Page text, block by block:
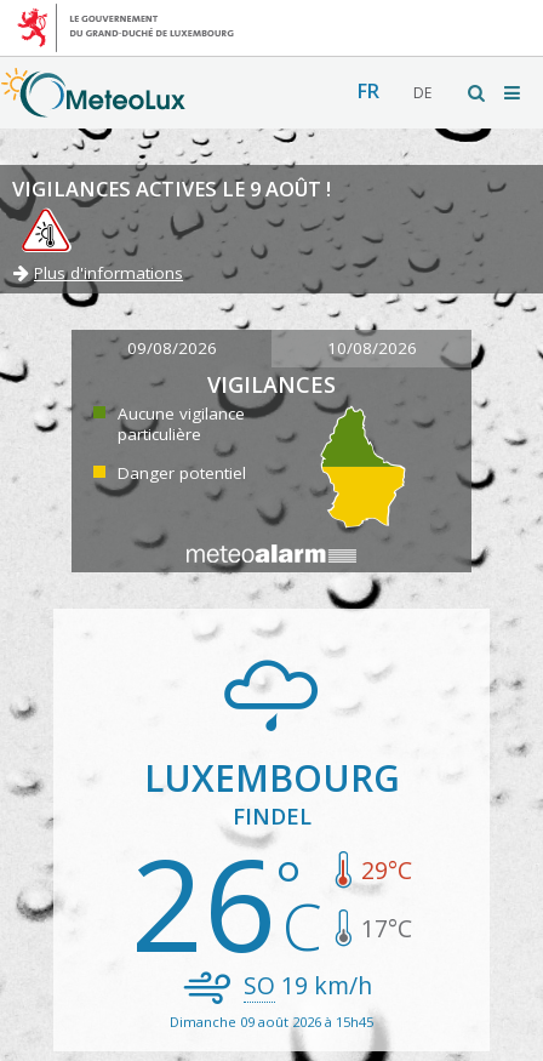
FR DE
VIGILANCES ACTIVES LE 9 AOÛT !
Plus d'informations
09/08/2026 10/08/2026
VIGILANCES
Aucune vigilance
particulière
Danger potentiel
LUXEMBOURG
FINDEL
26 29°C
17°C
SO 19 km/h
Dimanche 09 août 2026 à 15h45